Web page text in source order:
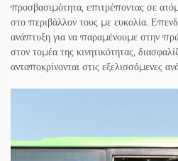
προσβασιμότητα, επιτρέποντας σε
στο περιβάλλον τους με ευκολία.
ανάπτυξη για να παραμένουμε στην
στον τομέα της κινητικότητας,
ανταποκρίνονται στις εξελισσόμενες